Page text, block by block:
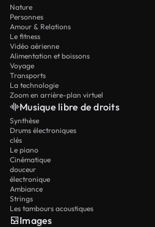
Nature
Personnes
Amour & Relations
Le fitness
Vidéo aérienne
Alimentation et boissons
Voyage
Transports
La technologie
Zoom en arrière-plan virtuel
Musique libre de droits
Synthèse
Drums électroniques
clés
Le piano
Cinématique
douceur
électronique
Ambiance
Strings
Les tambours acoustiques
Images